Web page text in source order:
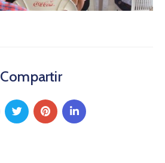
Compartir